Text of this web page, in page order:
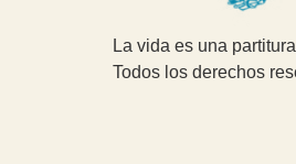
La vida es una
Todos los derechos